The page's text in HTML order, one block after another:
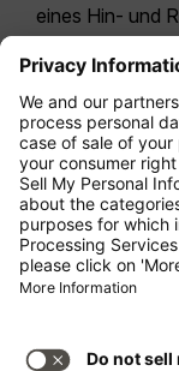
eines Hin- und
letzten 24
möglicherweise
Economy Class
sich i.d.R. um
Tarifoption. Es
für
Leistungen